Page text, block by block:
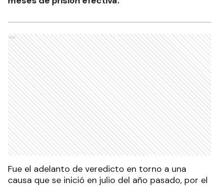
Ads
Fue el adelanto de veredicto en torno a una
causa que se inició en julio del año pasado, por el